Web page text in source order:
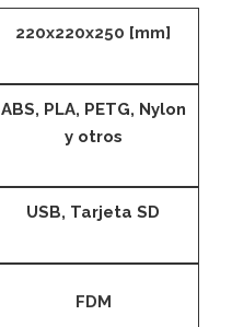
220x220x250 [mm]
ABS, PLA, PETG, Nylon
y otros
USB, Tarjeta SD
FDM